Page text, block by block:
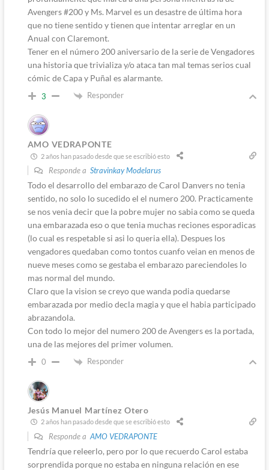
Avengers #200 y Ms. Marvel es un desastre de última hora
que no tiene sentido y tienen que intentar arreglar en un
Anual con Claremont.
Tener en el número 200 aniversario de la serie de Vengadores
una historia que trivializa y/o ataca tan mal temas serios cual
cómic de Capa y Puñal es alarmante.
3 Responder
AMO VEDRAPONTE
2 años han pasado desde que se escribió esto
Responde a Stravinkay Modelarus
Todo el desarrollo del embarazo de Carol Danvers no tenia
sentido, no solo lo sucedido el el numero 200. Practicamente
se nos venia decir que la pobre mujer no sabia como se queda
una embarazada eso o que tenia muchas reciones esporadicas
(lo cual es respetable si asi lo queria ella). Despues los
vengadores quedaban como tontos cuanfo veian en menos de
nueve meses como se gestaba el embarazo pareciendoles lo
mas normal del mundo.
Claro que la vision se creyo que wanda podia quedarse
embarazada por medio decla magia y que el habia participado
abrazandola.
Con todo lo mejor del numero 200 de Avengers es la portada,
una de las mejores del primer volumen.
0 Responder
Jesús Manuel Martínez Otero
2 años han pasado desde que se escribió esto
Responde a AMO VEDRAPONTE
Tendría que releerlo, pero por lo que recuerdo Carol estaba
sorprendida porque no estaba en ninguna relación en ese